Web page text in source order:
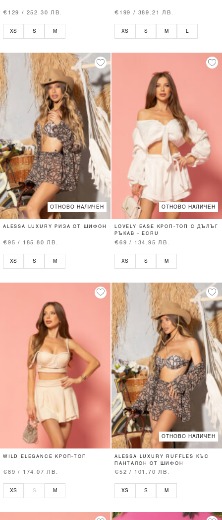
€129 / 252.30 ЛВ.
XS S M
€199 / 389.21 ЛВ.
XS S M L
ОТНОВО НАЛИЧЕН
ALESSA LUXURY РИЗА ОТ ШИФОН
€95 / 185.80 ЛВ.
XS S M
ОТНОВО НАЛИЧЕН
LOVELY EASE КРОП-ТОП С ДЪЛЪГ
РЪКАВ - ECRU
€69 / 134.95 ЛВ.
XS S M
WILD ELEGANCE КРОП-ТОП
€89 / 174.07 ЛВ.
XS S M
ОТНОВО НАЛИЧЕН
ALESSA LUXURY RUFFLES КЪС
ПАНТАЛОН ОТ ШИФОН
€52 / 101.70 ЛВ.
XS S M